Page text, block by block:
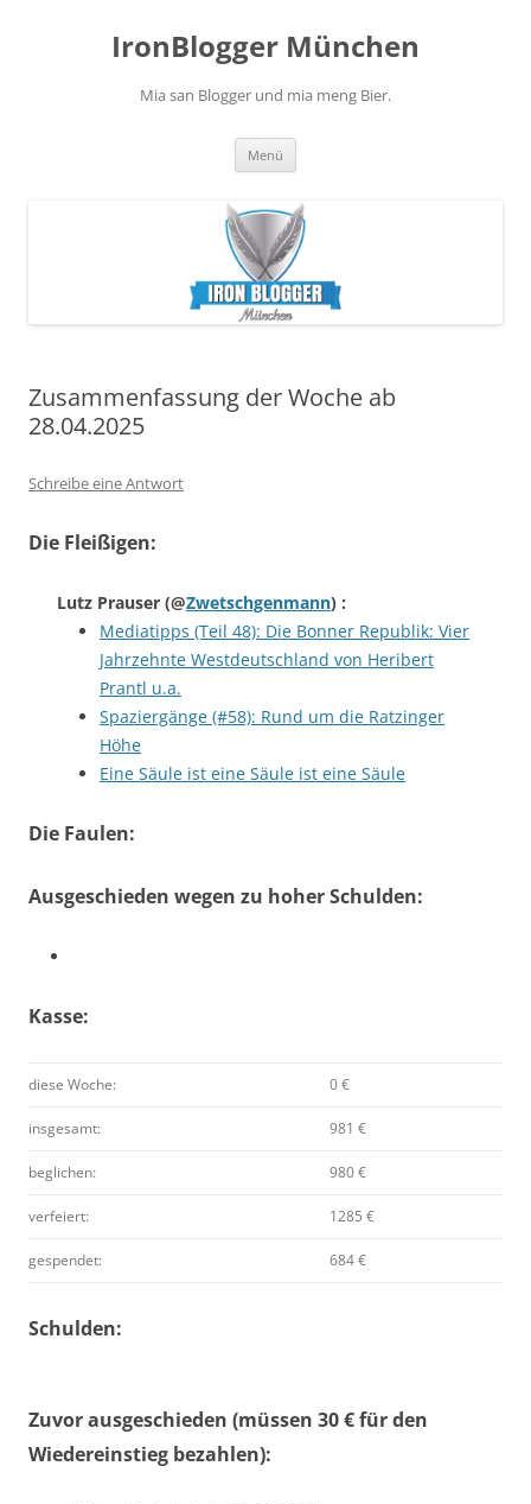
IronBlogger München
Mia san Blogger und mia meng Bier.
Menü
Zusammenfassung der Woche ab
28.04.2025
Schreibe eine Antwort
Die Fleißigen:
Lutz Prauser (@Zwetschgenmann) :
Mediatipps (Teil 48): Die Bonner Republik: Vier
Jahrzehnte Westdeutschland von Heribert
Prantl u.a.
Spaziergänge (#58): Rund um die Ratzinger
Höhe
Eine Säule ist eine Säule ist eine Säule
Die Faulen:
Ausgeschieden wegen zu hoher Schulden:
Kasse:
diese Woche: 0 €
insgesamt: 981 €
beglichen: 980 €
verfeiert: 1285 €
gespendet: 684 €
Schulden:
Zuvor ausgeschieden (müssen 30 € für den
Wiedereinstieg bezahlen):